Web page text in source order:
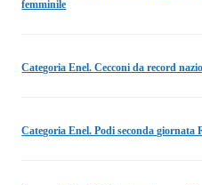
femminile
Categoria Enel. Cecconi da record
Categoria Enel. Podi seconda giornata